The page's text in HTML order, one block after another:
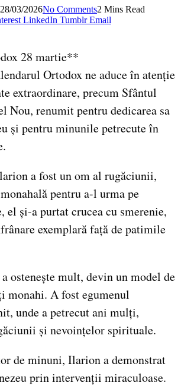
28/03/2026No Comments2 Mins Read
LinkedIn Tumblr Email
28 martie**
Ortodox ne aduce în atenție
extraordinare, precum Sfântul
Nou, renumit pentru dedicarea sa
și pentru minunile petrecute în
a fost un om al rugăciunii,
pentru a-l urma pe
și-a purtat crucea cu smerenie,
exemplară față de patimile
ostenește mult, devin un model de
monahi. A fost egumenul
unde a petrecut ani mulți,
și nevoințelor spirituale.
de minuni, Ilarion a demonstrat
prin intervenții miraculoase.